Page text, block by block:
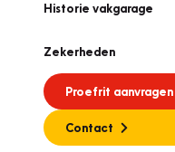
Historie vakgarage
Zekerheden
Proefrit aanvragen
Contact